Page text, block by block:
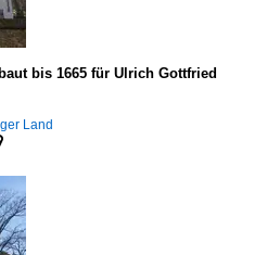
bis 1665 für Ulrich Gottfried
Land